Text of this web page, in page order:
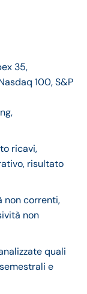
35,
100, S&P
ricavi,
risultato
non correnti,
non
quali
e